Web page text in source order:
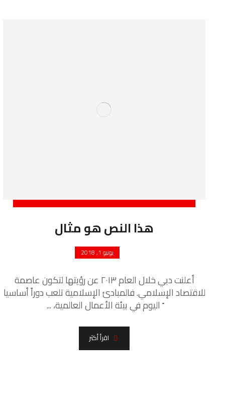
هذا النص هو مثال
يونيو 1, 2018
أعلنت دبي خلال العام ٢٠١٣ عن رؤيتها لتكون عاصمة
للاقتصاد الإسلامي. فالمبادئ الإسلامية تلعب دوراً أساسيا
ً اليوم في بيئة الأعمال العالمية، ...
اقرأ أكثر